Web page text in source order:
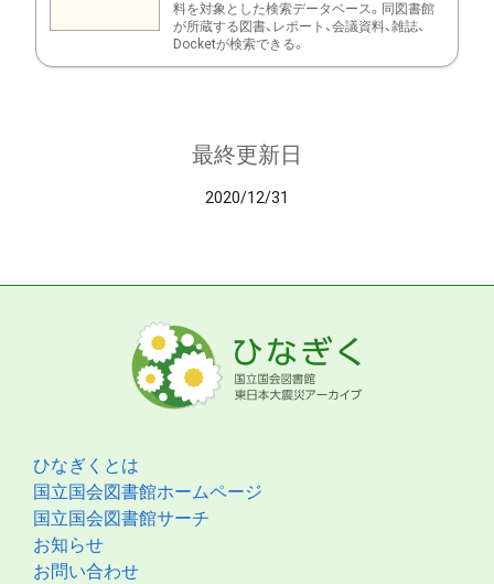
料を対象とした検索データベース。同図書館
が所蔵する図書、レポート、会議資料、雑誌、
Docketが検索できる。
最終更新日
2020/12/31
ひなぎくとは
国立国会図書館ホームページ
国立国会図書館サーチ
お知らせ
お問い合わせ